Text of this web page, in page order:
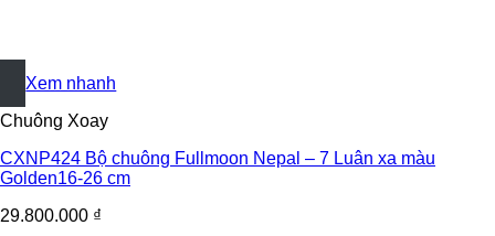
+
Xem nhanh
Chuông Xoay
CXNP424 Bộ chuông Fullmoon Nepal – 7 Luân xa màu
Golden16-26 cm
29.800.000 ₫